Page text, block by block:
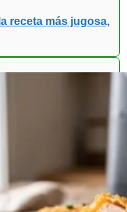
receta más jugosa,